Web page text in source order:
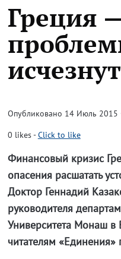
Греция
исчезнут
Опубликовано 14 Июль 2015
0 likes-Click to like
Финансовый кризис
опасения расшатать
Доктор Геннадий
руководителя
Университета Монаш в
читателям